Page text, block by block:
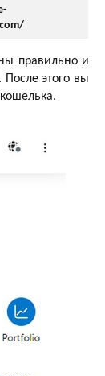
правильно и
. После этого вы